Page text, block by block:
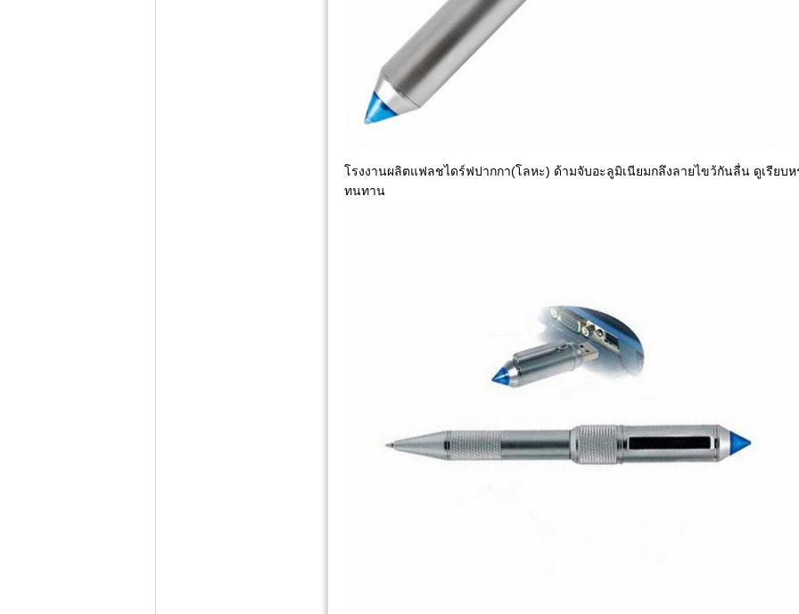
โรงงานผลิตแฟลชไดร์ฟปากกา(โลหะ) ด้ามจับอะลูมิเนียมกลึงลายไขว้กันลื่น ดูเรียบ
ทนทาน